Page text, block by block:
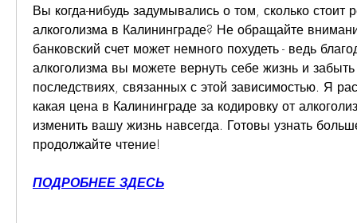
Вы когда-нибудь задумывались о том, сколько стоит
алкоголизма в Калининграде? Не обращайте
банковский счет может немного похудеть - ведь
алкоголизма вы можете вернуть себе жизнь и
последствиях, связанных с этой зависимостью. Я
какая цена в Калининграде за кодировку от
изменить вашу жизнь навсегда. Готовы узнать
продолжайте чтение!
ПОДРОБНЕЕ ЗДЕСЬ